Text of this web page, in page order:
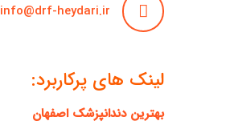
info@drf-heydari.ir
لینک های پرکاربرد:
بهترین دندانپزشک اصفهان